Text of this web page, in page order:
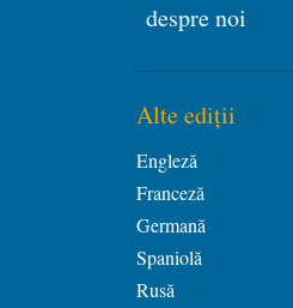
despre noi
Alte ediții
Engleză
Franceză
Germană
Spaniolă
Rusă